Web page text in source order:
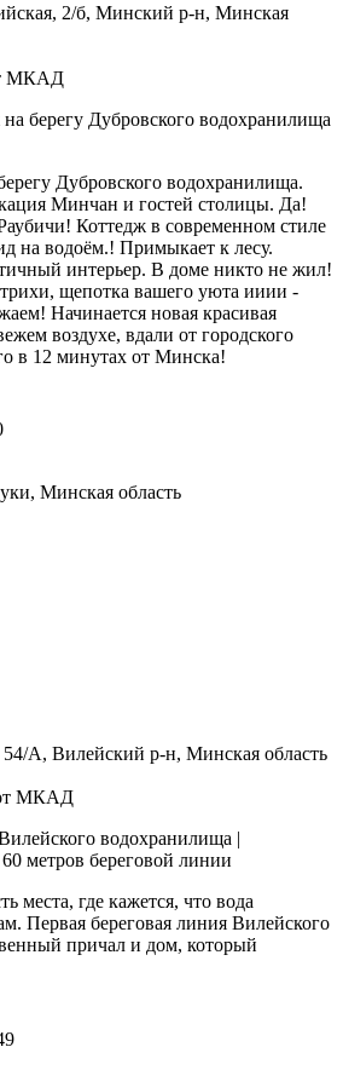
2/б, Минский р-н, Минская
МКАД
берегу Дубровского водохранилища
Дубровского водохранилища.
Минчан и гостей столицы. Да!
Коттедж в современном стиле
на водоём.! Примыкает к лесу.
интерьер. В доме никто не жил!
щепотка вашего уюта ииии -
Начинается новая красивая
воздухе, вдали от городского
в 12 минутах от Минска!
Минская область
54/А, Вилейский р-н, Минская область
МКАД
водохранилища |
метров береговой линии
места, где кажется, что вода
Первая береговая линия Вилейского
причал и дом, который